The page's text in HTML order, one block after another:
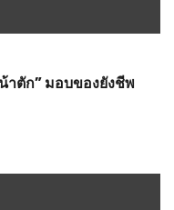
าตัก” มอบของยังชีพ